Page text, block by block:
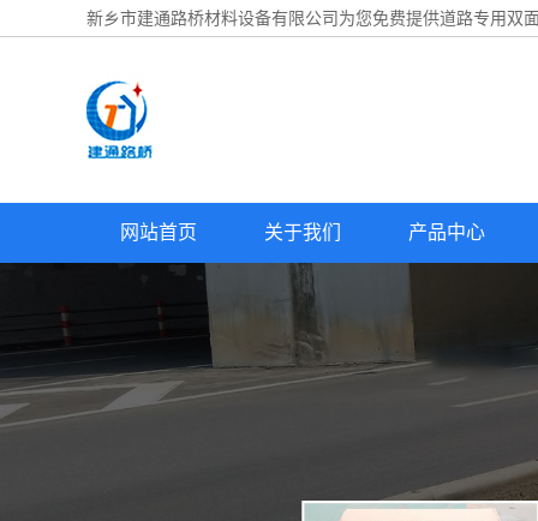
新乡市建通路桥材料设备有限公司为您免费提供道路专用双
网站首页 关于我们 产品中心